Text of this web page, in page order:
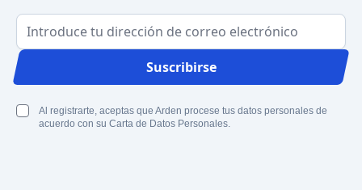
Dirección de correo electrónico
Suscribirse
Al registrarte, aceptas que Arden procese tus datos personales de
acuerdo con su Carta de Datos Personales.